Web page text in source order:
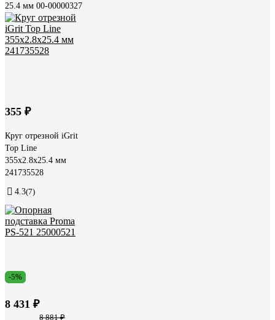
25.4 мм 00-00000327
355 ₽
Круг отрезной iGrit
Top Line
355x2.8x25.4 мм
241735528
4.3(7)
-5%
8 431 ₽
8 881 ₽